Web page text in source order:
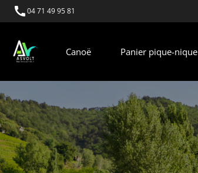
call04 71 49 95 81
Canoë Panier pique-nique